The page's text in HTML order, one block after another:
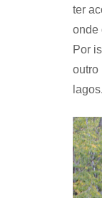
ter
onde
Por
outro